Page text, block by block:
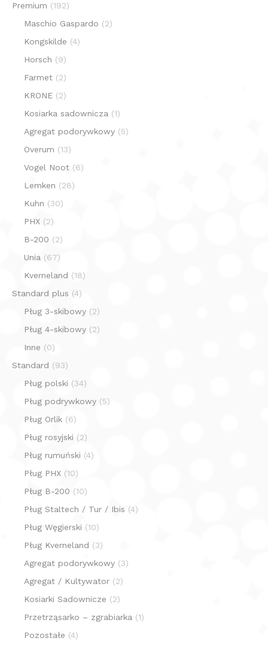
Premium (192)
Maschio Gaspardo (2)
Kongskilde (4)
Horsch (9)
Farmet (2)
KRONE (2)
Kosiarka sadownicza (1)
Agregat podorywkowy (5)
Overum (13)
Vogel Noot (6)
Lemken (28)
Kuhn (30)
PHX (2)
B-200 (2)
Unia (67)
Kverneland (18)
Standard plus (4)
Pług 3-skibowy (2)
Pług 4-skibowy (2)
Inne (0)
Standard (93)
Pług polski (34)
Pług podrywkowy (5)
Pług Orlik (6)
Pług rosyjski (2)
Pług rumuński (4)
Pług PHX (10)
Pług B-200 (10)
Pług Staltech / Tur / Ibis (4)
Pług Węgierski (10)
Pług Kverneland (3)
Agregat podorywkowy (3)
Agregat / Kultywator (2)
Kosiarki Sadownicze (2)
Przetrząsarko – zgrabiarka (1)
Pozostałe (4)